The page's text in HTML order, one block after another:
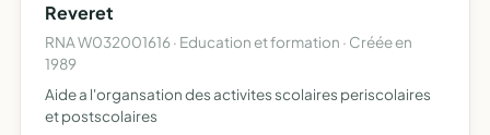
Reveret
RNA W032001616 · Education et formation · Créée en
1989
Aide a l'organsation des activites scolaires periscolaires
et postscolaires